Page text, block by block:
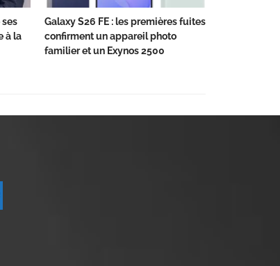
ses
à la
Galaxy S26 FE : les premières fuites
confirment un appareil photo
familier et un Exynos 2500